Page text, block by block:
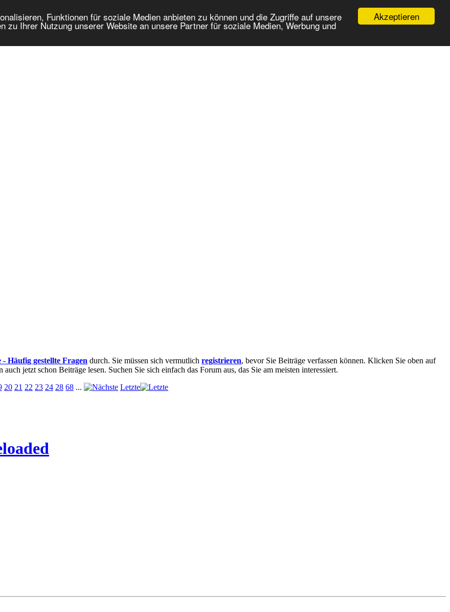
Akzeptieren
Funktionen für soziale Medien anbieten zu können und die Zugriffe auf unsere
zu Ihrer Nutzung unserer Website an unsere Partner für soziale Medien, Werbung und
- Häufig gestellte Fragen durch. Sie müssen sich vermutlich registrieren, bevor Sie Beiträge verfassen können. Klicken Sie oben auf
jetzt schon Beiträge lesen. Suchen Sie sich einfach das Forum aus, das Sie am meisten interessiert.
20 21 22 23 24 28 68 ... Letzte